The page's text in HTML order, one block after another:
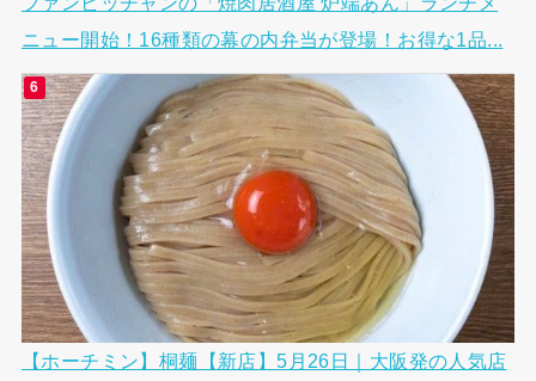
ニュー開始！16種類の幕の内弁当が登場！お得な1品...
【ホーチミン】桐麺【新店】5月26日｜大阪発の人気店